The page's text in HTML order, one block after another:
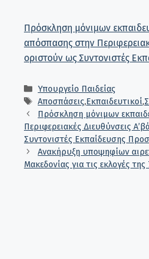
Πρόσκληση μόνιμων
απόσπασης στην
οριστούν ως Συντονιστές
Κατηγορίες
Υπουργείο Παιδείας
Ετικέτες
Αποσπάσεις,Εκπαιδευτικοί,
Πρόσκληση μόνιμων
Περιφερειακές Διευθύνσεις
Συντονιστές Εκπαίδευσης
Ανακήρυξη υποψηφίων
Μακεδονίας για τις εκλογές